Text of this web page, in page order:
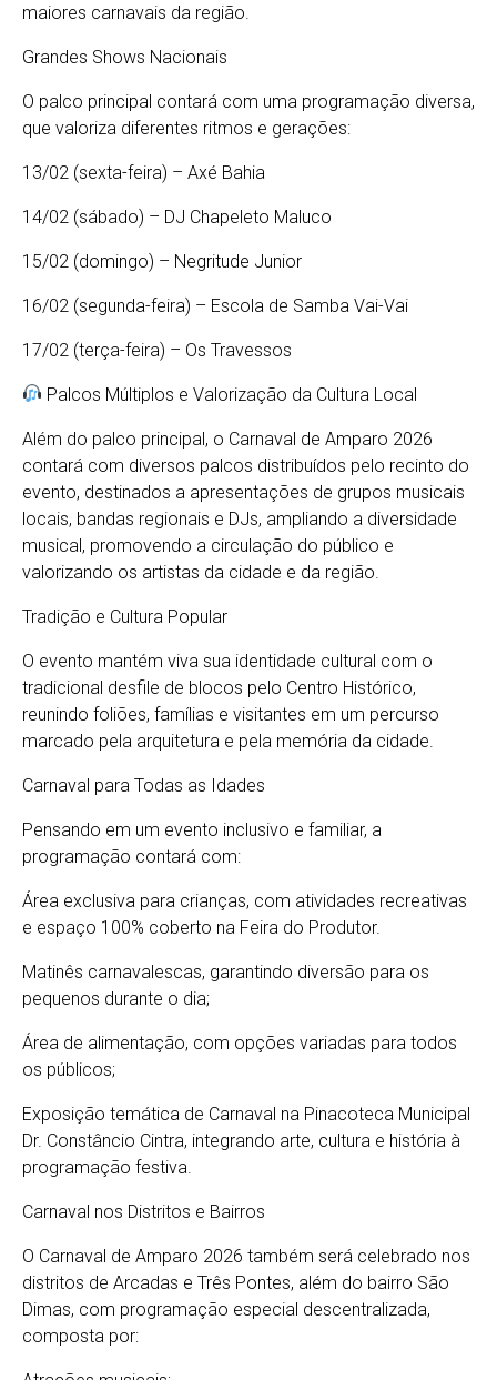
maiores carnavais da região.
Grandes Shows Nacionais
O palco principal contará com uma programação diversa,
que valoriza diferentes ritmos e gerações:
13/02 (sexta-feira) – Axé Bahia
14/02 (sábado) – DJ Chapeleto Maluco
15/02 (domingo) – Negritude Junior
16/02 (segunda-feira) – Escola de Samba Vai-Vai
17/02 (terça-feira) – Os Travessos
Palcos Múltiplos e Valorização da Cultura Local
Além do palco principal, o Carnaval de Amparo 2026
contará com diversos palcos distribuídos pelo recinto do
evento, destinados a apresentações de grupos musicais
locais, bandas regionais e DJs, ampliando a diversidade
musical, promovendo a circulação do público e
valorizando os artistas da cidade e da região.
Tradição e Cultura Popular
O evento mantém viva sua identidade cultural com o
tradicional desfile de blocos pelo Centro Histórico,
reunindo foliões, famílias e visitantes em um percurso
marcado pela arquitetura e pela memória da cidade.
Carnaval para Todas as Idades
Pensando em um evento inclusivo e familiar, a
programação contará com:
Área exclusiva para crianças, com atividades recreativas
e espaço 100% coberto na Feira do Produtor.
Matinês carnavalescas, garantindo diversão para os
pequenos durante o dia;
Área de alimentação, com opções variadas para todos
os públicos;
Exposição temática de Carnaval na Pinacoteca Municipal
Dr. Constâncio Cintra, integrando arte, cultura e história à
programação festiva.
Carnaval nos Distritos e Bairros
O Carnaval de Amparo 2026 também será celebrado nos
distritos de Arcadas e Três Pontes, além do bairro São
Dimas, com programação especial descentralizada,
composta por: